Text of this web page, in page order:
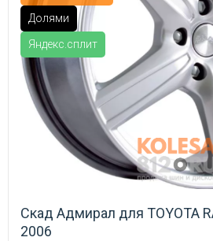
Долями
Яндекс.сплит
Скад Адмирал для TOYOTA
2006